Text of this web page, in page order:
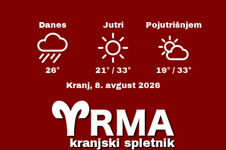
Danes
26°
Jutri
21° / 33°
Pojutrišnjem
19° / 33°
Kranj, 8. avgust 2026
kranjski spletnik